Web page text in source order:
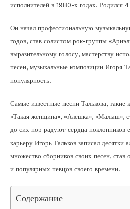
исполнителей в 1980-х годах. Родился
Он начал профессиональную
годов, став солистом рок-группы
выразительному голосу, мастерству
песен, музыкальные композиции Игоря
популярность.
Самые известные песни Талькова,
«Такая женщина», «Алешка», «Малыш»,
до сих пор радуют сердца поклонников
карьеру Игорь Тальков записал десятки
множество сборников своих песен,
и популярных певцов своего времени.
Содержание